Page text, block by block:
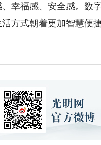
幸福感、安全感。数
方式朝着更加智慧便